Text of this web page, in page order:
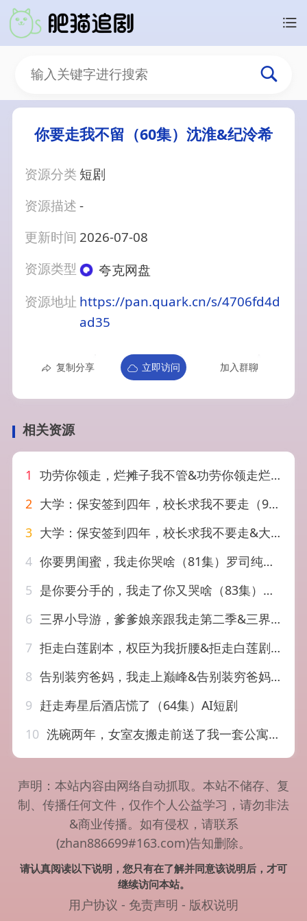
你要走我不留（60集）沈淮&纪泠希
资源分类 短剧
资源描述-
更新时间 2026-07-08
资源类型
夸克网盘
资源地址 https://pan.quark.cn/s/4706fd4d
ad35
复制分享 立即访问 加入群聊
相关资源
1 功劳你领走，烂摊子我不管&功劳你领走烂摊子我不管（63集）董十柒&杨玥华
2 大学：保安签到四年，校长求我不要走（97集）都钊&肖茜文
3 大学：保安签到四年，校长求我不要走&大学保安签到四年校长求我不要走（97集）都钊&肖茜文
4 你要男闺蜜，我走你哭啥（81集）罗司纯&刘方为
5 是你要分手的，我走了你又哭啥（83集）傅宇航＆陈朝玉
6 三界小导游，爹爹娘亲跟我走第二季&三界小导游爹爹娘亲跟我走第二季（35集）AI短剧
7 拒走白莲剧本，权臣为我折腰&拒走白莲剧本权臣为我折腰（30集）AI短剧
8 告别装穷爸妈，我走上巅峰&告别装穷爸妈我走上巅峰（79集）田苗苗&牛博宇&伊萌&王嬿雯&郭小汐
9 赶走寿星后酒店慌了（64集）AI短剧
10 洗碗两年，女室友搬走前送了我一套公寓&洗碗两年女室友搬走前送了我一套公寓（60集）AI短剧
声明：本站内容由网络自动抓取。本站不储存、复
制、传播任何文件，仅作个人公益学习，请勿非法
&商业传播。如有侵权，请联系
(zhan886699#163.com)告知删除。
请认真阅读以下说明，您只有在了解并同意该说明后，才可
继续访问本站。
用户协议 - 免责声明 - 版权说明